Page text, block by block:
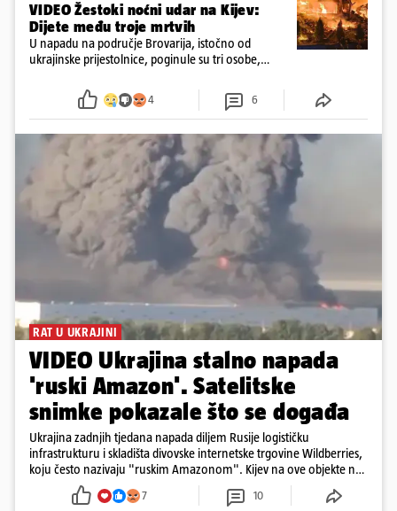
VIDEO Žestoki noćni udar na Kijev:
Dijete među troje mrtvih
U napadu na područje Brovarija, istočno od
ukrajinske prijestolnice, poginule su tri osobe,
4 6
RAT U UKRAJINI
VIDEO Ukrajina stalno napada
'ruski Amazon'. Satelitske
snimke pokazale što se događa
Ukrajina zadnjih tjedana napada diljem Rusije logističku
infrastrukturu i skladišta divovske internetske trgovine Wildberries,
koju često nazivaju "ruskim Amazonom". Kijev na ove objekte ne
gleda samo kao na obična trgovačka skladišta, već tvrdi da ih ruske
snage koriste i za vojne potrebe, odnosno za skladištenje i
7 10